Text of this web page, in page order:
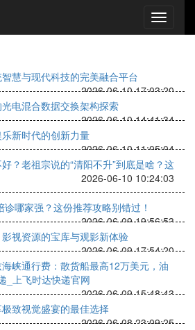
慧与现代科技的完美融合平台
2026-06-10 17:03:20
电混合数据交换架构探索
2026-06-10 14:41:34
新时代的创新力量
2026-06-10 11:05:04
？老祖宗说的“清阳不升”到底是啥？这
2026-06-10 10:24:03
哪家强？这份推荐攻略别错过！
2026-06-09 19:56:53
视资源的宝库与观影新体验
2026-06-09 17:54:20
峡通行费：散货船最高12万美元，油
_上飞时达快递官网
2026-06-09 15:48:43
致视觉盛宴的最佳选择
2026-06-08 23:09:25